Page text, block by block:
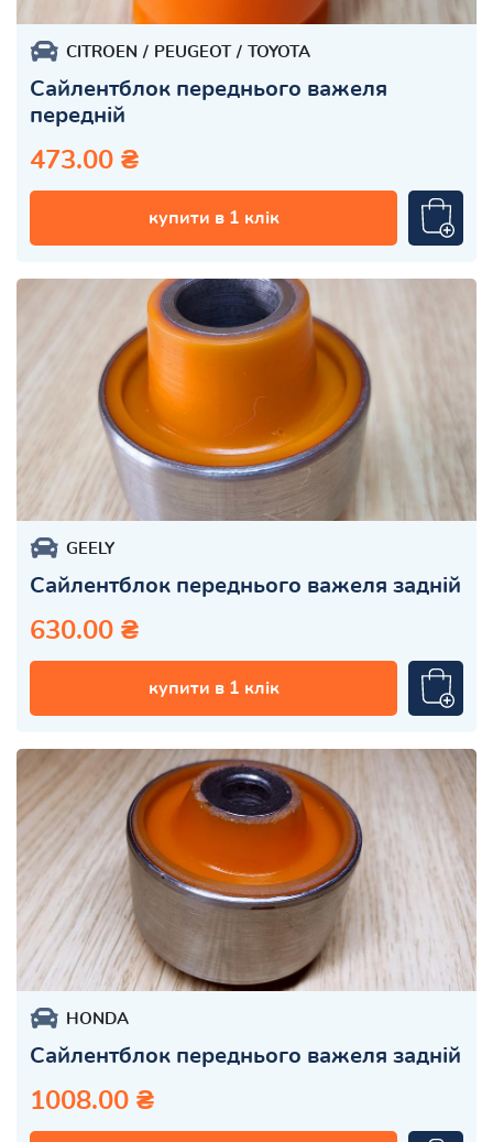
CITROEN PEUGEOT TOYOTA
Сайлентблок переднього важеля
передній
473.00 ₴
купити в 1 клік
GEELY
Сайлентблок переднього важеля задній
630.00 ₴
купити в 1 клік
HONDA
Сайлентблок переднього важеля задній
1008.00 ₴